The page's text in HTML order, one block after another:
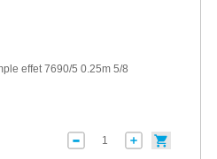
effet 7690/5 0.25m 5/8